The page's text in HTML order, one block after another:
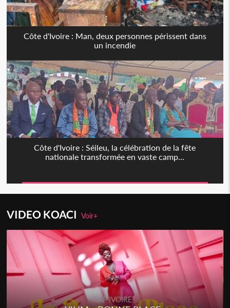
Côte d'Ivoire : Man, deux personnes périssent dans
un incendie
Côte d'Ivoire : Séileu, la célébration de la fête
nationale transformée en vaste camp...
VIDEO KOACIVoir+
RAP IVOIRE